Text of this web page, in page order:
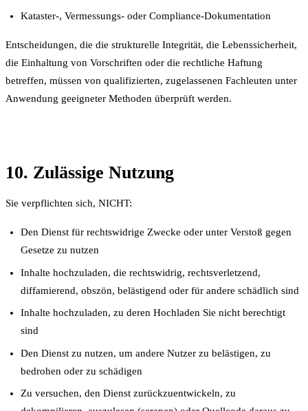
Kataster-, Vermessungs- oder Compliance-Dokumentation
Entscheidungen, die die strukturelle Integrität, die Lebenssicherheit,
die Einhaltung von Vorschriften oder die rechtliche Haftung
betreffen, müssen von qualifizierten, zugelassenen Fachleuten unter
Anwendung geeigneter Methoden überprüft werden.
10. Zulässige Nutzung
Sie verpflichten sich, NICHT:
Den Dienst für rechtswidrige Zwecke oder unter Verstoß gegen
Gesetze zu nutzen
Inhalte hochzuladen, die rechtswidrig, rechtsverletzend,
diffamierend, obszön, belästigend oder für andere schädlich sind
Inhalte hochzuladen, zu deren Hochladen Sie nicht berechtigt
sind
Den Dienst zu nutzen, um andere Nutzer zu belästigen, zu
bedrohen oder zu schädigen
Zu versuchen, den Dienst zurückzuentwickeln, zu